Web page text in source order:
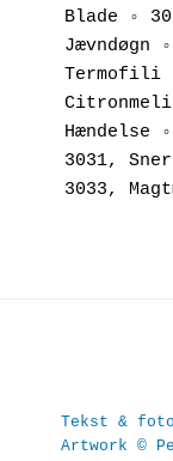
Blade ◦
Jævndøgn
Termofili
Hændelse
3031,
3033,
Tekst & foto
Artwork ©